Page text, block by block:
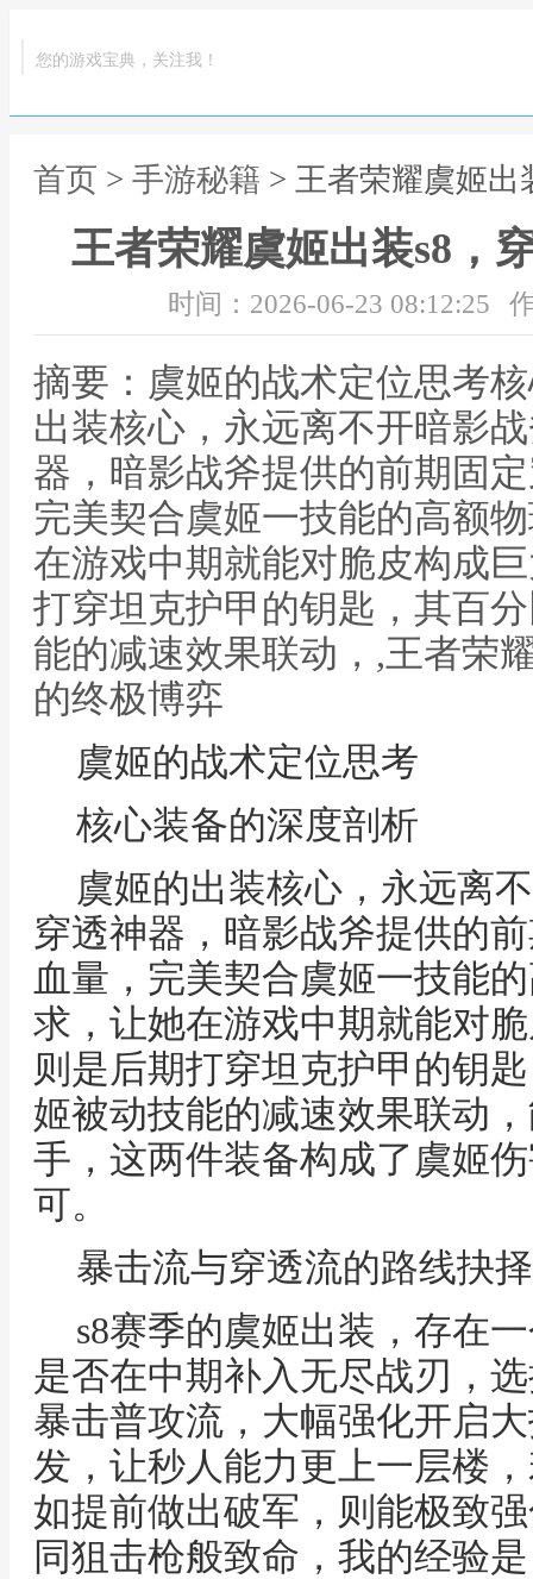
您的游戏宝典，关注我！
首页 > 手游秘籍 > 王者荣耀虞姬出
王者荣耀虞姬出装s8，
时间：2026-06-23 08:12:25
摘要：虞姬的战术定位思考
出装核心，永远离不开暗影
器，暗影战斧提供的前期固
完美契合虞姬一技能的高额
在游戏中期就能对脆皮构成
打穿坦克护甲的钥匙，其百
能的减速效果联动，,王者荣
的终极博弈
虞姬的战术定位思考
核心装备的深度剖析
虞姬的出装核心，永远离
穿透神器，暗影战斧提供的
血量，完美契合虞姬一技能
求，让她在游戏中期就能对
则是后期打穿坦克护甲的钥
姬被动技能的减速效果联动
手，这两件装备构成了虞姬
可。
暴击流与穿透流的路线抉择
s8赛季的虞姬出装，存在
是否在中期补入无尽战刃，
暴击普攻流，大幅强化开启
发，让秒人能力更上一层楼
如提前做出破军，则能极致
同狙击枪般致命，我的经验